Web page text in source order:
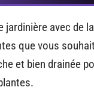
jardinière avec de
que vous
et bien drainée